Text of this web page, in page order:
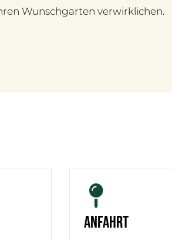
Wunschgarten verwirklichen.
Anfahrt